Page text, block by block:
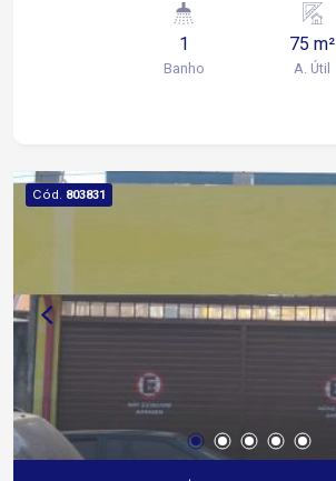
1
Banho
75 m²
A. Útil
Cód. 803831